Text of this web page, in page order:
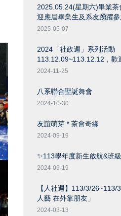
2025.05.24(星期六)畢業
迎應屆畢業生及系友踴躍參
2025-05-07
2024「社政週」系列活動
113.12.09~113.12.12，歡
2024-11-25
八系聯合聖誕舞會
2024-10-30
友誼萌芽 * 茶會奇緣
2024-09-19
✨113學年度新生啟航&班
2024-09-19
【人社週】113/3/
人藝 在外靠朋友」
2024-03-13